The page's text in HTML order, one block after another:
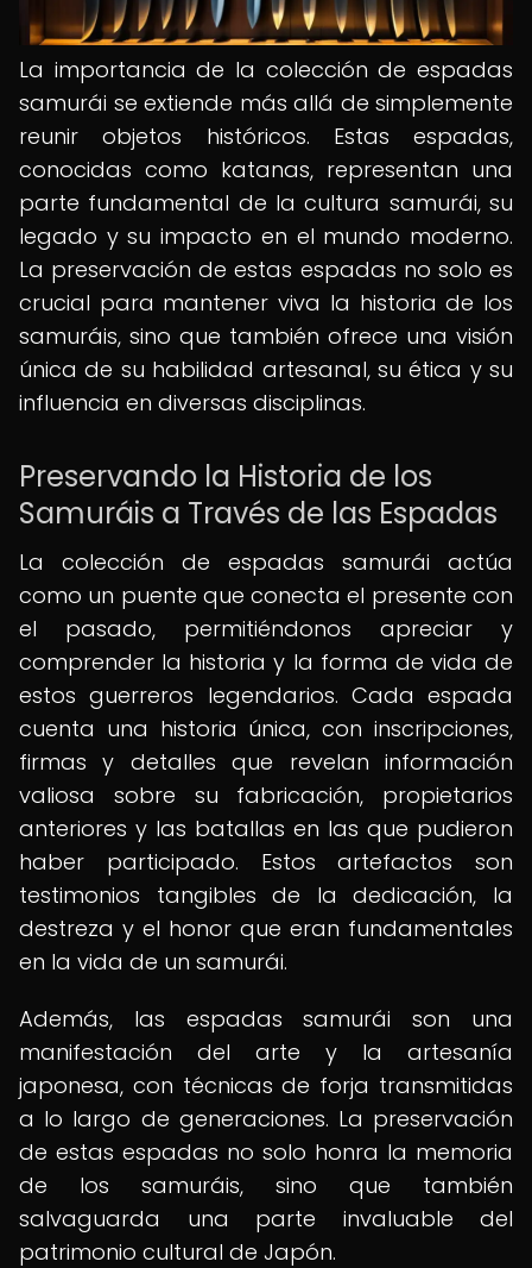
La importancia de la colección de espadas
samurái se extiende más allá de simplemente
reunir objetos históricos. Estas espadas,
conocidas como katanas, representan una
parte fundamental de la cultura samurái, su
legado y su impacto en el mundo moderno.
La preservación de estas espadas no solo es
crucial para mantener viva la historia de los
samuráis, sino que también ofrece una visión
única de su habilidad artesanal, su ética y su
influencia en diversas disciplinas.
Preservando la Historia de los
Samuráis a Través de las Espadas
La colección de espadas samurái actúa
como un puente que conecta el presente con
el pasado, permitiéndonos apreciar y
comprender la historia y la forma de vida de
estos guerreros legendarios. Cada espada
cuenta una historia única, con inscripciones,
firmas y detalles que revelan información
valiosa sobre su fabricación, propietarios
anteriores y las batallas en las que pudieron
haber participado. Estos artefactos son
testimonios tangibles de la dedicación, la
destreza y el honor que eran fundamentales
en la vida de un samurái.
Además, las espadas samurái son una
manifestación del arte y la artesanía
japonesa, con técnicas de forja transmitidas
a lo largo de generaciones. La preservación
de estas espadas no solo honra la memoria
de los samuráis, sino que también
salvaguarda una parte invaluable del
patrimonio cultural de Japón.